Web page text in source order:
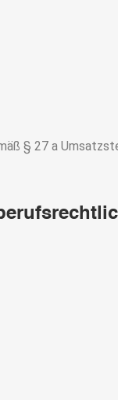
§ 27 a